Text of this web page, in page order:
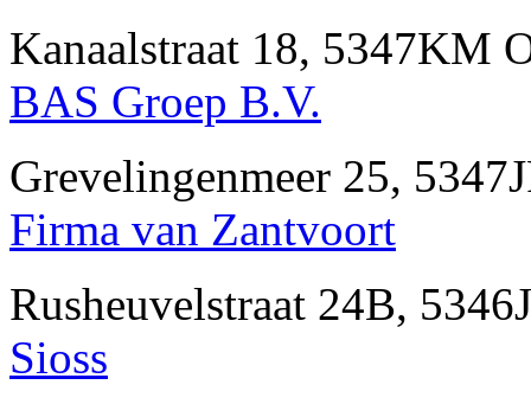
Kanaalstraat 18, 5347KM
BAS Groep B.V.
Grevelingenmeer 25,
Firma van Zantvoort
Rusheuvelstraat 24B,
Sioss